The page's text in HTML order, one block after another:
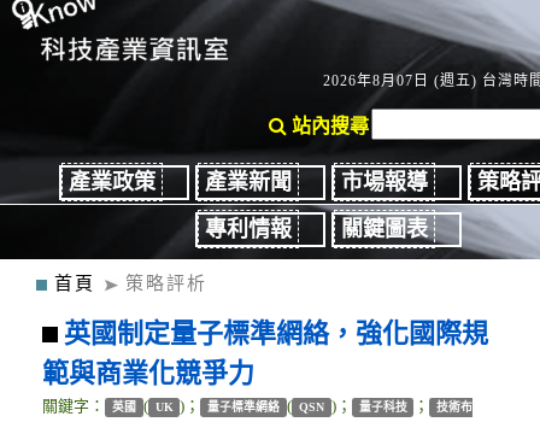
2026年8月07日 (週五) 台灣時
站內搜尋
產業政策 產業新聞 市場報導
策略
專利情報
關鍵圖表
首頁 策略評析
英國制定量子標準網絡，強化國際規
範與商業化競爭力
關鍵字： 英國 ( UK )； 量子標準網絡 ( QSN )； 量子科技 ； 技術布